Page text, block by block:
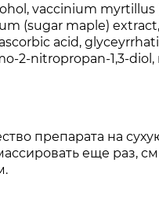
ощущение
С
препарата может
промыть глаза
усиливают
vaccinium
(sugar maple)
acid,
2-nitropropan-1,3-
препарата на
еще раз,